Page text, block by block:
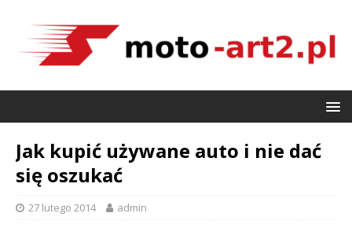
Jak kupić używane auto i nie dać
się oszukać
27 lutego 2014 admin